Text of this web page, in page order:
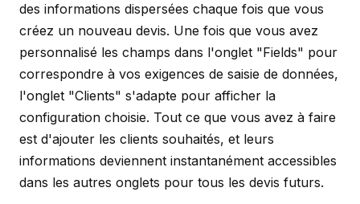
des informations dispersées chaque fois que vous
créez un nouveau devis. Une fois que vous avez
personnalisé les champs dans l'onglet "Fields" pour
correspondre à vos exigences de saisie de données,
l'onglet "Clients" s'adapte pour afficher la
configuration choisie. Tout ce que vous avez à faire
est d'ajouter les clients souhaités, et leurs
informations deviennent instantanément accessibles
dans les autres onglets pour tous les devis futurs.